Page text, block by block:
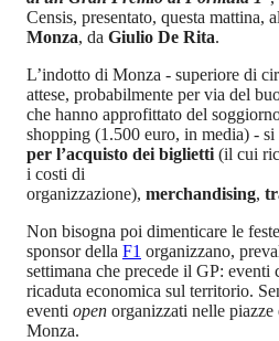
Censis, presentato, questa mattina,
Monza, da Giulio De Rita.
L’indotto di Monza - superiore di
attese, probabilmente per via del
che hanno approfittato del
shopping (1.500 euro, in media) - si
per l’acquisto dei biglietti (il cui
i costi di
organizzazione), merchandising,
Non bisogna poi dimenticare le
sponsor della F1 organizzano,
settimana che precede il GP: eventi
ricaduta economica sul territorio.
eventi open organizzati nelle
Monza.